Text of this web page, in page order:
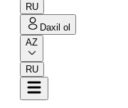
RU
Daxil ol
AZ
RU